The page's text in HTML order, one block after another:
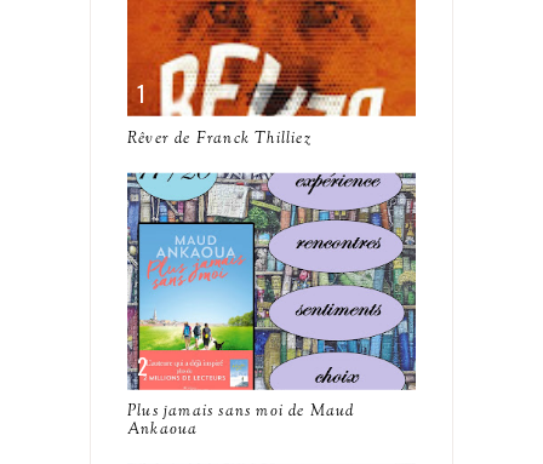
Rêver de Franck Thilliez
Plus jamais sans moi de Maud
Ankaoua